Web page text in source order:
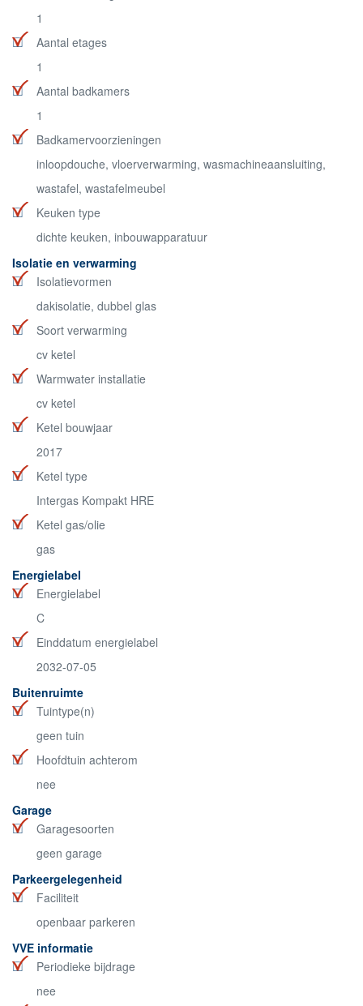
1
Aantal etages
1
Aantal badkamers
1
Badkamervoorzieningen
inloopdouche, vloerverwarming, wasmachineaansluiting,
wastafel, wastafelmeubel
Keuken type
dichte keuken, inbouwapparatuur
Isolatie en verwarming
Isolatievormen
dakisolatie, dubbel glas
Soort verwarming
cv ketel
Warmwater installatie
cv ketel
Ketel bouwjaar
2017
Ketel type
Intergas Kompakt HRE
Ketel gas/olie
gas
Energielabel
Energielabel
C
Einddatum energielabel
2032-07-05
Buitenruimte
Tuintype(n)
geen tuin
Hoofdtuin achterom
nee
Garage
Garagesoorten
geen garage
Parkeergelegenheid
Faciliteit
openbaar parkeren
VVE informatie
Periodieke bijdrage
nee